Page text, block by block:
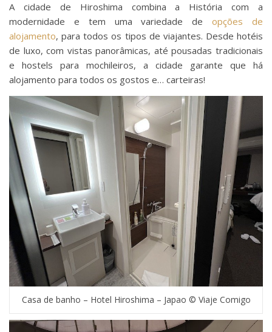
A cidade de Hiroshima combina a História com a
modernidade e tem uma variedade deopções de
alojamento, para todos os tipos de viajantes. Desde hotéis
de luxo, com vistas panorâmicas, até pousadas tradicionais
e hostels para mochileiros, a cidade garante que há
alojamento para todos os gostos e… carteiras!
Casa de banho – Hotel Hiroshima – Japao © Viaje Comigo